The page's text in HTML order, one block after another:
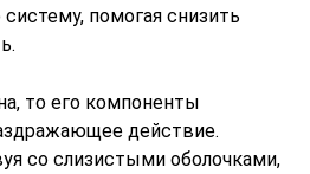
помогая снизить
то его компоненты
действие.
со слизистыми оболочками,